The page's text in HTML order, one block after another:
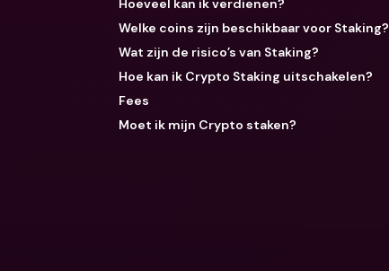
Hoeveel kan ik verdienen?
Welke coins zijn beschikbaar voor Staking?
Wat zijn de risico’s van Staking?
Hoe kan ik Crypto Staking uitschakelen?
Fees
Moet ik mijn Crypto staken?